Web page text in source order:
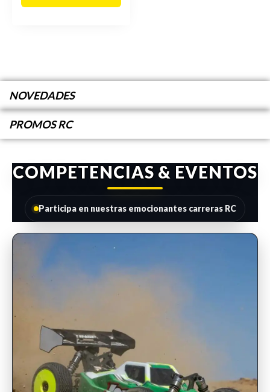
NOVEDADES
PROMOS RC
COMPETENCIAS & EVENTOS
Participa en nuestras emocionantes carreras RC
INSCRIPCIONES ABIERTAS